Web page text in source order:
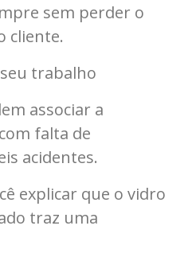
sem perder o
cliente.
trabalho
associar a
falta de
acidentes.
explicar que o vidro
traz uma